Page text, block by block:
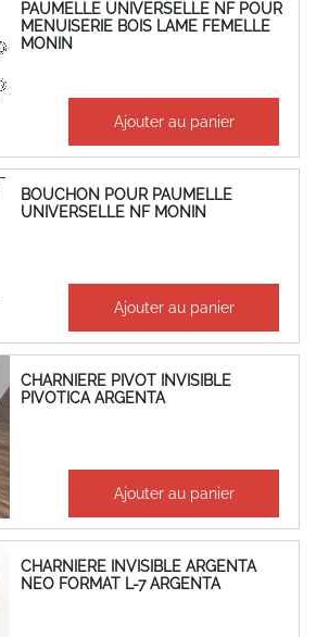
PAUMELLE UNIVERSELLE NF POUR
MENUISERIE BOIS LAME FEMELLE
MONIN
Ajouter au panier
BOUCHON POUR PAUMELLE
UNIVERSELLE NF MONIN
Ajouter au panier
CHARNIERE PIVOT INVISIBLE
PIVOTICA ARGENTA
Ajouter au panier
CHARNIERE INVISIBLE ARGENTA
NEO FORMAT L-7 ARGENTA